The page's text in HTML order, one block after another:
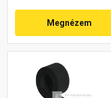
Megnézem